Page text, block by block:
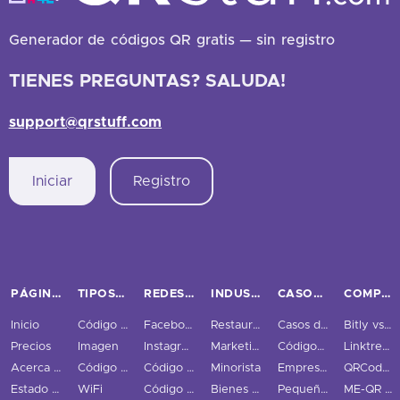
Generador de códigos QR gratis — sin registro
TIENES PREGUNTAS? SALUDA!
support@qrstuff.com
Iniciar Registro
PÁGINAS PRINCIPALES
Inicio
Precios
Acerca de nosotros
Estado de los códigos QR
TIPOS DE CÓDIGOS QR
Código QR URL
Imagen
Código QR PDF
WiFi
REDES SOCIALES
Facebook
Instagram
Código QR Twitter
Código QR LinkedIn
INDUSTRIAS
Restaurantes
Marketing
Minorista
Bienes Raíces
CASOS DE USO Y NEGOCIOS
Casos de uso
Códigos QR Rastreados
Empresas
Pequeñas y medianas empresas
COMPARAR
Bitly vs QRStuff
Linktree vs QRStuff
QRCodeChimp vs QRStuff
ME-QR vs QRStuff